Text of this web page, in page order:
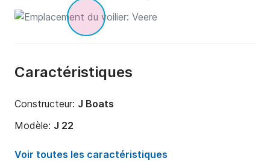
Caractéristiques
Constructeur: J Boats
Modèle: J 22
Année:
1992 (Rénové en 2018)
Voir toutes les caractéristiques